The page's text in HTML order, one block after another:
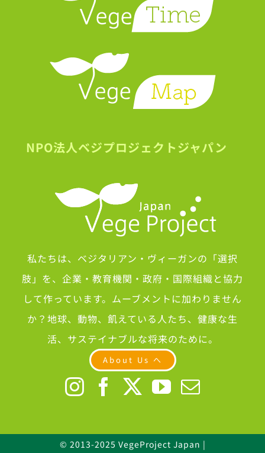
NPO法人ベジプロジェクトジャパン
私たちは、ベジタリアン・ヴィーガンの「選択
肢」を、企業・教育機関・政府・国際組織と協力
して作っています。ムーブメントに加わりません
か？地球、動物、飢えている人たち、健康な生
活、サステイナブルな将来のために。
About Us へ
© 2013-2025 VegeProject Japan |